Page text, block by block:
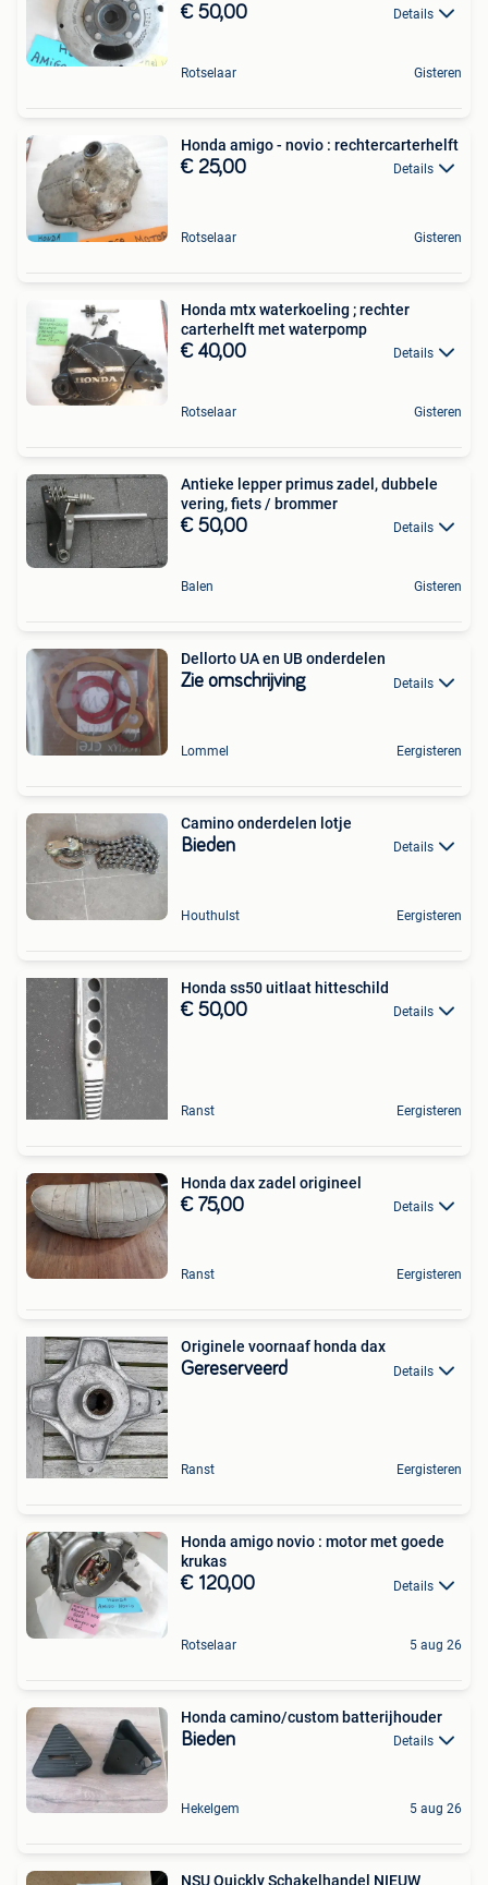
€ 50,00 Details
Rotselaar Gisteren
Honda amigo - novio : rechtercarterhelft
€ 25,00 Details
Rotselaar Gisteren
Honda mtx waterkoeling ; rechter
carterhelft met waterpomp
€ 40,00 Details
Rotselaar Gisteren
Antieke lepper primus zadel, dubbele
vering, fiets / brommer
€ 50,00 Details
Balen Gisteren
Dellorto UA en UB onderdelen
Zie omschrijving Details
Lommel Eergisteren
Camino onderdelen lotje
Bieden Details
Houthulst Eergisteren
Honda ss50 uitlaat hitteschild
€ 50,00 Details
Ranst Eergisteren
Honda dax zadel origineel
€ 75,00 Details
Ranst Eergisteren
Originele voornaaf honda dax
Gereserveerd Details
Ranst Eergisteren
Honda amigo novio : motor met goede
krukas
€ 120,00 Details
Rotselaar 5 aug 26
Honda camino/custom batterijhouder
Bieden Details
Hekelgem 5 aug 26
NSU Quickly Schakelhandel NIEUW